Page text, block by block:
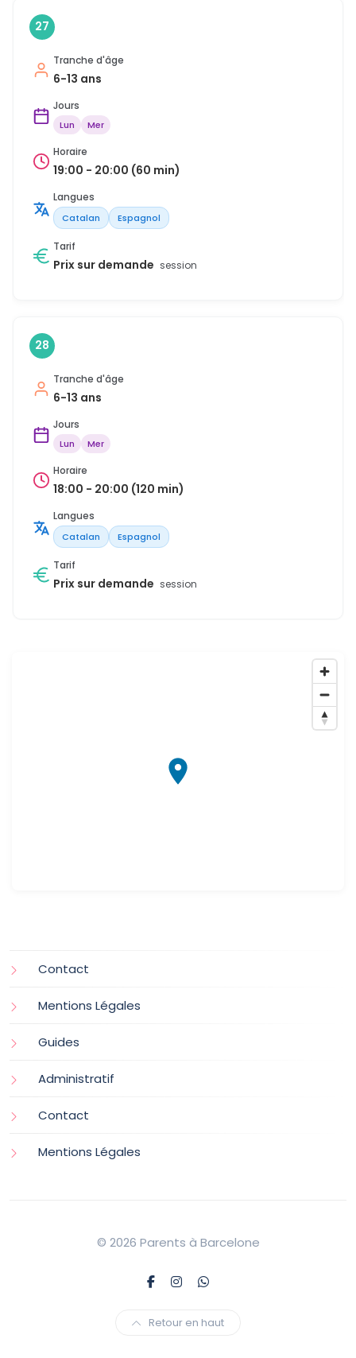
27
Tranche d'âge
6-13 ans
Jours
Lun Mer
Horaire
19:00 - 20:00 (60 min)
Langues
Catalan Espagnol
Tarif
Prix sur demande session
28
Tranche d'âge
6-13 ans
Jours
Lun Mer
Horaire
18:00 - 20:00 (120 min)
Langues
Catalan Espagnol
Tarif
Prix sur demande session
Contact
Mentions Légales
Guides
Administratif
Contact
Mentions Légales
© 2026 Parents à Barcelone
Retour en haut